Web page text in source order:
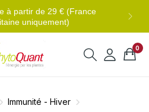
à partir de 29 € (France
uniquement)
0
Immunité - Hiver